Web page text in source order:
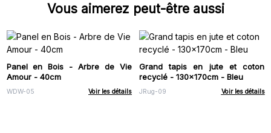
Vous aimerez peut-être aussi
Panel en Bois - Arbre de Vie
Amour - 40cm
WDW-05 Voir les détails
Grand tapis en jute et coton
recyclé - 130x170cm - Bleu
JRug-09 Voir les détails